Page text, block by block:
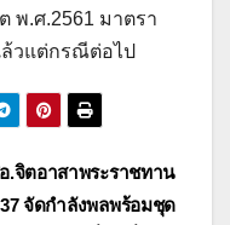
พ.ศ.2561 มาตรา
ล้วแต่กรณีต่อไป
.จิตอาสาพระราชทาน
จัดกำลังพลพร้อมชุด